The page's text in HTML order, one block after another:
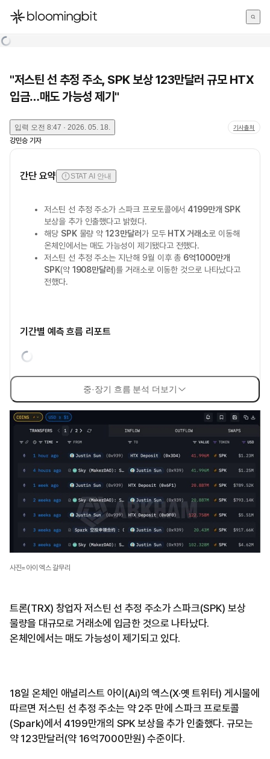
한국어
"저스틴 선 추정 주소, SPK 보상 123만달러 규모 HTX
입금…매도 가능성 제기"
입력 오전 8:47 · 2026. 05. 18. 기사출처
강민승 기자
간단 요약 STAT AI 안내
저스틴 선 추정 주소가 스파크 프로토콜에서 4199만개 SPK
보상을 추가 인출했다고 밝혔다.
해당 SPK물량 약123만달러가 모두 HTX 거래소로 이동해
온체인에서는 매도 가능성이 제기됐다고 전했다.
저스틴 선 추정 주소는 지난해 9월 이후 총 6억1000만개
SPK(약 1908만달러)를 거래소로 이동한 것으로 나타났다고
전했다.
기간별 예측 흐름 리포트
중·장기 흐름 분석 더보기
사진=아이 엑스 갈무리
트론(TRX) 창업자 저스틴 선 추정 주소가 스파크(SPK) 보상
물량을 대규모로 거래소에 입금한 것으로 나타났다.
온체인에서는 매도 가능성이 제기되고 있다.
18일 온체인 애널리스트 아이(Ai)의 엑스(X·옛 트위터) 게시물에
따르면 저스틴 선 추정 주소는 약 2주 만에 스파크 프로토콜
(Spark)에서 4199만개의 SPK 보상을 추가 인출했다. 규모는
약 123만달러(약 16억7000만원) 수준이다.